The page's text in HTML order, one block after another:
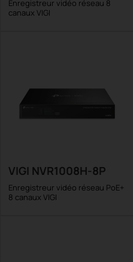
Enregistreur vidéo réseau 8
canaux VIGI
VIGI NVR1008H-8P
Enregistreur vidéo réseau PoE+
8 canaux VIGI